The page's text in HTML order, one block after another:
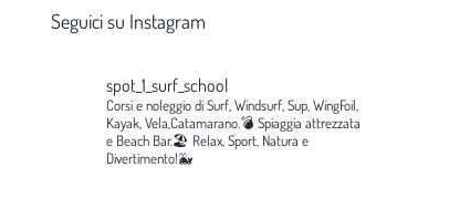
Seguici su Instagram
spot_1_surf_school
Corsi e noleggio di Surf, Windsurf, Sup, WingFoil,
Kayak, Vela,Catamarano.💣 Spiaggia attrezzata
e Beach Bar.🏖️ Relax, Sport, Natura e
Divertimento!🐳